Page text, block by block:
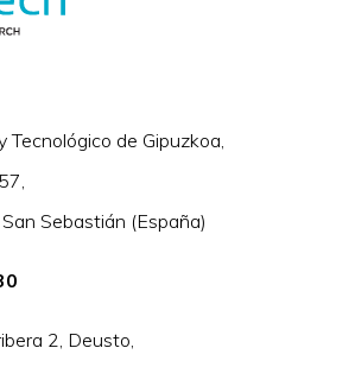
Tecnológico de Gipuzkoa,
Sebastián (España)
2, Deusto,